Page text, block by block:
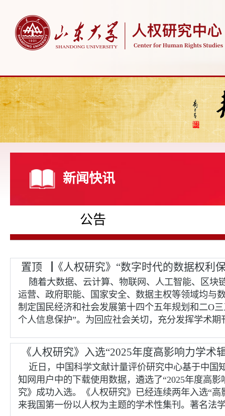
新闻快讯
公告
置顶▕《人权研究》“数字时代的数据权利
随着大数据、云计算、物联网、人工智能、区
运营、政府职能、国家安全、数据主权等领域均与
制定国民经济和社会发展第十四个五年规划和二O
个人信息保护”。为回应社会关切，充分发挥学术
《人权研究》入选“2025年度高影响力学术
近日，中国科学文献计量评价研究中心基于中国
知网用户中的下载使用数据，遴选了“2025年度高
究》成功入选。《人权研究》已经连续两年入选“
来我国第一份以人权为主题的学术性集刊。著名法